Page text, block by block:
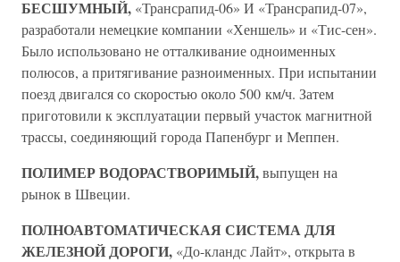
БЕСШУМНЫЙ, «Трансрапид-06» И «Трансрапид-07»,
разработали немецкие компании «Хеншель» и «Тис-сен».
Было использовано не отталкивание одноименных
полюсов, а притягивание разноименных. При испытании
поезд двигался со скоростью около 500 км/ч. Затем
приготовили к эксплуатации первый участок магнитной
трассы, соединяющий города Папенбург и Меппен.
ПОЛИМЕР ВОДОРАСТВОРИМЫЙ,выпущен на
рынок в Швеции.
ПОЛНОАВТОМАТИЧЕСКАЯ СИСТЕМА ДЛЯ
ЖЕЛЕЗНОЙ ДОРОГИ, «До-кландс Лайт», открыта в